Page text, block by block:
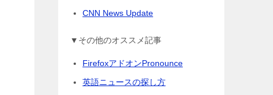
CNN News Update
▼その他のオススメ記事
FirefoxアドオンPronounce
英語ニュースの探し方